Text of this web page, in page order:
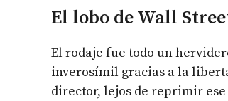
El lobo de Wall
El rodaje fue todo un
inverosímil gracias a la
director, lejos de reprimir